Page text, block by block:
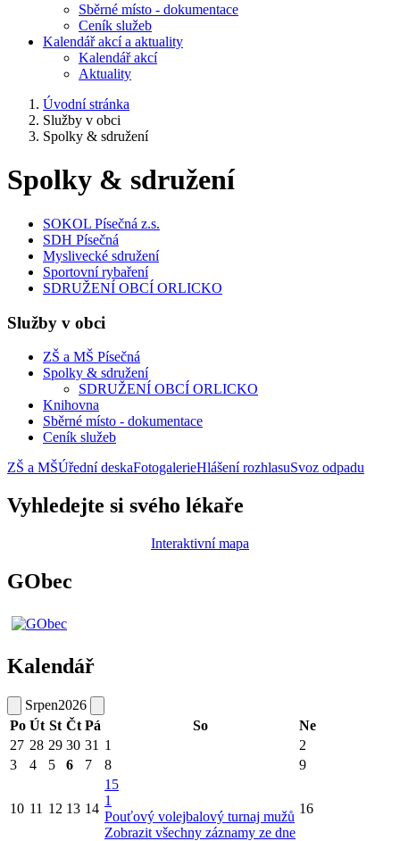
Sběrné místo - dokumentace
Ceník služeb
Kalendář akcí a aktuality
Kalendář akcí
Aktuality
Úvodní stránka
Služby v obci
Spolky & sdružení
Spolky & sdružení
SOKOL Písečná z.s.
SDH Písečná
Myslivecké sdružení
Sportovní rybaření
SDRUŽENÍ OBCÍ ORLICKO
Služby v obci
ZŠ a MŠ Písečná
Spolky & sdružení
SDRUŽENÍ OBCÍ ORLICKO
Knihovna
Sběrné místo - dokumentace
Ceník služeb
ZŠ a MŠÚřední deskaFotogalerieHlášení rozhlasuSvoz odpadu
Vyhledejte si svého lékaře
Interaktivní mapa
GObec
Kalendář
Srpen2026
Po Út St Čt Pá So
Ne
27 28 29 30 31 1
2
3
4 5 6 7 8 9
10 11 12 13 14
15
1
Pouťový volejbalový turnaj mužů
Zobrazit všechny záznamy ze dne
16